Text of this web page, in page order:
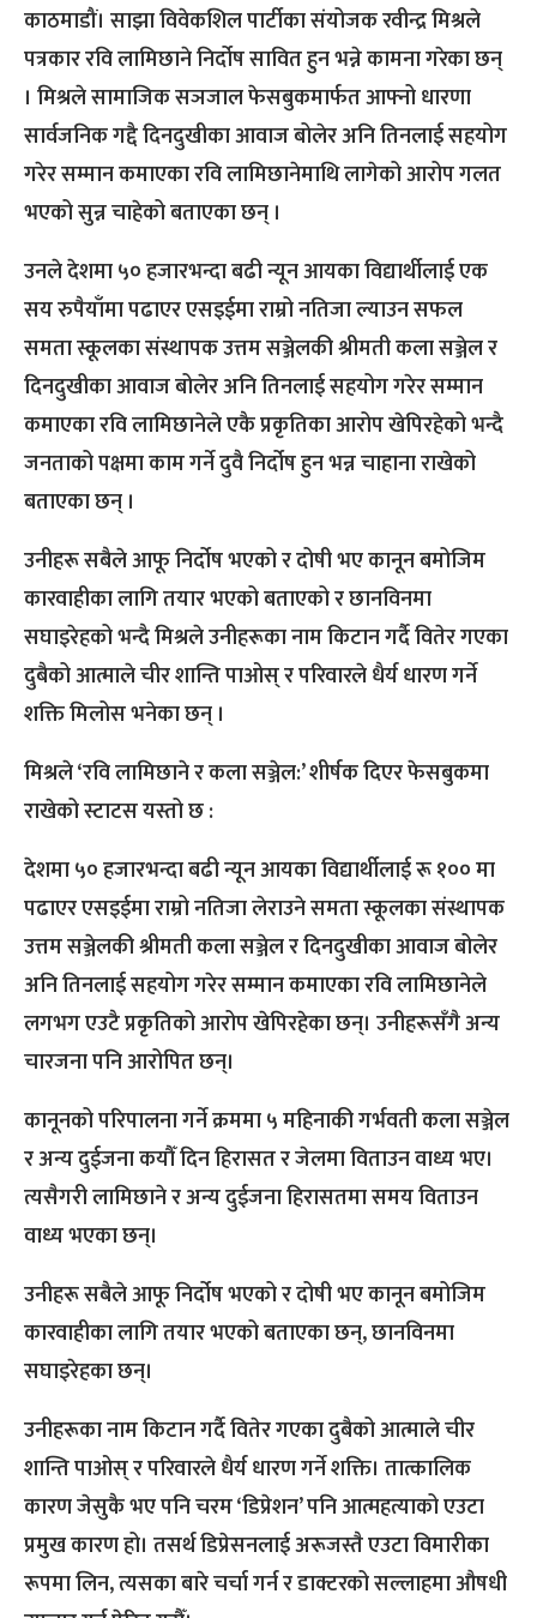
काठमाडौं। साझा विवेकशिल पार्टीका संयोजक रवीन्द्र मिश्रले
पत्रकार रवि लामिछाने निर्दोष सावित हुन भन्ने कामना गरेका छन्
। मिश्रले सामाजिक सञजाल फेसबुकमार्फत आफ्नो धारणा
सार्वजनिक गद्दै दिनदुखीका आवाज बोलेर अनि तिनलाई सहयोग
गरेर सम्मान कमाएका रवि लामिछानेमाथि लागेको आरोप गलत
भएको सुन्न चाहेको बताएका छन् ।
उनले देशमा ५० हजारभन्दा बढी न्यून आयका विद्यार्थीलाई एक
सय रुपैयाँमा पढाएर एसइईमा राम्रो नतिजा ल्याउन सफल
समता स्कूलका संस्थापक उत्तम सञ्जेलकी श्रीमती कला सञ्जेल र
दिनदुखीका आवाज बोलेर अनि तिनलाई सहयोग गरेर सम्मान
कमाएका रवि लामिछानेले एकै प्रकृतिका आरोप खेपिरहेको भन्दै
जनताको पक्षमा काम गर्ने दुवै निर्दोष हुन भन्न चाहाना राखेको
बताएका छन् ।
उनीहरू सबैले आफू निर्दोष भएको र दोषी भए कानून बमोजिम
कारवाहीका लागि तयार भएको बताएको र छानविनमा
सघाइरेहको भन्दै मिश्रले उनीहरूका नाम किटान गर्दै वितेर गएका
दुबैको आत्माले चीर शान्ति पाओस् र परिवारले धैर्य धारण गर्ने
शक्ति मिलोस भनेका छन् ।
मिश्रले ‘रवि लामिछाने र कला सञ्जेल:’ शीर्षक दिएर फेसबुकमा
राखेको स्टाटस यस्तो छ :
देशमा ५० हजारभन्दा बढी न्यून आयका विद्यार्थीलाई रू १०० मा
पढाएर एसइईमा राम्रो नतिजा लेराउने समता स्कूलका संस्थापक
उत्तम सञ्जेलकी श्रीमती कला सञ्जेल र दिनदुखीका आवाज बोलेर
अनि तिनलाई सहयोग गरेर सम्मान कमाएका रवि लामिछानेले
लगभग एउटै प्रकृतिको आरोप खेपिरहेका छन्। उनीहरूसँगै अन्य
चारजना पनि आरोपित छन्।
कानूनको परिपालना गर्ने क्रममा ५ महिनाकी गर्भवती कला सञ्जेल
र अन्य दुईजना कयौँ दिन हिरासत र जेलमा विताउन वाध्य भए।
त्यसैगरी लामिछाने र अन्य दुईजना हिरासतमा समय विताउन
वाध्य भएका छन्।
उनीहरू सबैले आफू निर्दोष भएको र दोषी भए कानून बमोजिम
कारवाहीका लागि तयार भएको बताएका छन्, छानविनमा
सघाइरेहका छन्।
उनीहरूका नाम किटान गर्दै वितेर गएका दुबैको आत्माले चीर
शान्ति पाओस् र परिवारले धैर्य धारण गर्ने शक्ति। तात्कालिक
कारण जेसुकै भए पनि चरम ‘डिप्रेशन’ पनि आत्महत्याको एउटा
प्रमुख कारण हो। तसर्थ डिप्रेसनलाई अरूजस्तै एउटा विमारीका
रूपमा लिन, त्यसका बारे चर्चा गर्न र डाक्टरको सल्लाहमा ‌औषधी